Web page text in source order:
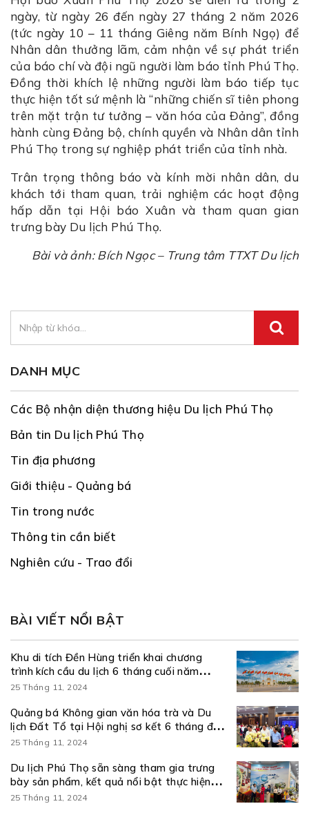
ngày, từ ngày 26 đến ngày 27 tháng 2 năm 2026
(tức ngày 10 – 11 tháng Giêng năm Bính Ngọ) để
Nhân dân thưởng lãm, cảm nhận về sự phát triển
của báo chí và đội ngũ người làm báo tỉnh Phú Thọ.
Đồng thời khích lệ những người làm báo tiếp tục
thực hiện tốt sứ mệnh là “những chiến sĩ tiên phong
trên mặt trận tư tưởng – văn hóa của Đảng”, đồng
hành cùng Đảng bộ, chính quyền và Nhân dân tỉnh
Phú Thọ trong sự nghiệp phát triển của tỉnh nhà.
Trân trọng thông báo và kính mời nhân dân, du
khách tới tham quan, trải nghiệm các hoạt động
hấp dẫn tại Hội báo Xuân và tham quan gian
trưng bày Du lịch Phú Thọ.
Bài và ảnh: Bích Ngọc – Trung tâm TTXT Du lịch
DANH MỤC
Các Bộ nhận diện thương hiệu Du lịch Phú Thọ
Bản tin Du lịch Phú Thọ
Tin địa phương
Giới thiệu - Quảng bá
Tin trong nước
Thông tin cần biết
Nghiên cứu - Trao đổi
BÀI VIẾT NỔI BẬT
Khu di tích Đền Hùng triển khai chương
trình kích cầu du lịch 6 tháng cuối năm
2026
25 Tháng 11, 2024
Quảng bá Không gian văn hóa trà và Du
lịch Đất Tổ tại Hội nghị sơ kết 6 tháng đầu
năm và triển khai nhiệm vụ 6 tháng cuối
NQ/TW
25 Tháng 11, 2024
Du lịch Phú Thọ sẵn sàng tham gia trưng
bày sản phẩm, kết quả nổi bật thực hiện
Nghị quyết số 57-NQ/TW
25 Tháng 11, 2024